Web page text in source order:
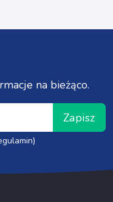
na bieżąco.
Zapisz